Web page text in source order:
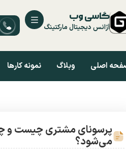
گاسی وب
آژانس دیجیتال مارکتینگ
اصلی وبلاگ نمونه کارها
پرسونای مشتری چیست و
می‌شود؟